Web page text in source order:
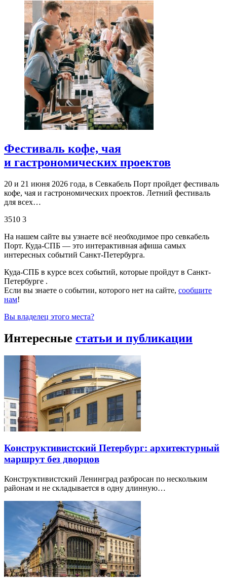
Фестиваль кофе, чая
и гастрономических проектов
20 и 21 июня 2026 года, в Севкабель Порт пройдет фестиваль
кофе, чая и гастрономических проектов. Летний фестиваль
для всех…
3510 3
На нашем сайте вы узнаете всё необходимое про севкабель
Порт. Куда-СПБ — это интерактивная афиша самых
интересных событий Санкт-Петербурга.
Куда-СПБ в курсе всех событий, которые пройдут в Санкт-
Петербурге .
Если вы знаете о событии, которого нет на сайте, сообщите
нам!
Вы владелец этого места?
Интересные статьи и публикации
Конструктивистский Петербург: архитектурный
маршрут без дворцов
Конструктивистский Ленинград разбросан по нескольким
районам и не складывается в одну длинную…